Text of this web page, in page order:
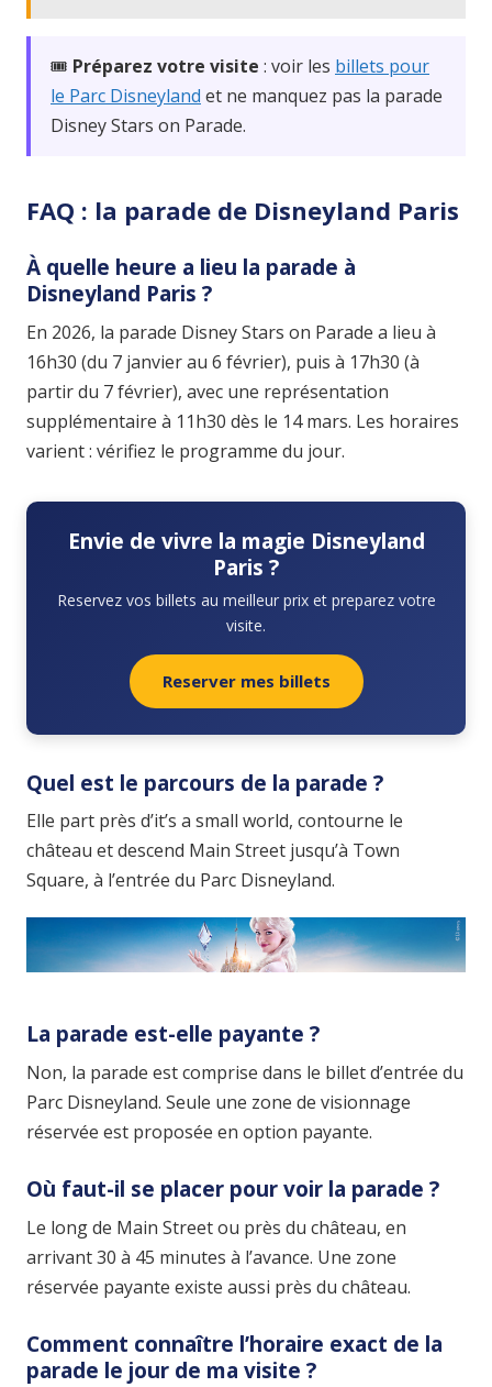
🎟️ Préparez votre visite : voir les billets pour
le Parc Disneyland et ne manquez pas la parade
Disney Stars on Parade.
FAQ : la parade de Disneyland Paris
À quelle heure a lieu la parade à
Disneyland Paris ?
En 2026, la parade Disney Stars on Parade a lieu à
16h30 (du 7 janvier au 6 février), puis à 17h30 (à
partir du 7 février), avec une représentation
supplémentaire à 11h30 dès le 14 mars. Les horaires
varient : vérifiez le programme du jour.
Envie de vivre la magie Disneyland
Paris ?
Reservez vos billets au meilleur prix et preparez votre
visite.
Reserver mes billets
Quel est le parcours de la parade ?
Elle part près d’it’s a small world, contourne le
château et descend Main Street jusqu’à Town
Square, à l’entrée du Parc Disneyland.
La parade est-elle payante ?
Non, la parade est comprise dans le billet d’entrée du
Parc Disneyland. Seule une zone de visionnage
réservée est proposée en option payante.
Où faut-il se placer pour voir la parade ?
Le long de Main Street ou près du château, en
arrivant 30 à 45 minutes à l’avance. Une zone
réservée payante existe aussi près du château.
Comment connaître l’horaire exact de la
parade le jour de ma visite ?